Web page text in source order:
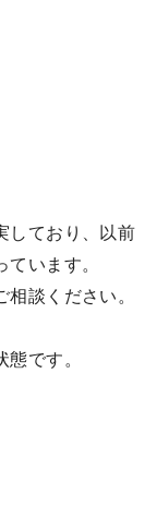
しており、以前
います。
談ください。
です。